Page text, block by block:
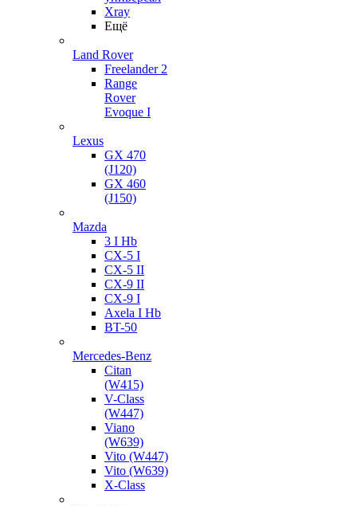
Xray
Ещё
Land Rover
Freelander 2
Range
Rover
Evoque I
Lexus
GX 470
(J120)
GX 460
(J150)
Mazda
3 I Hb
CX-5 I
CX-5 II
CX-9 II
CX-9 I
Axela I Hb
BT-50
Mercedes-Benz
Citan
(W415)
V-Class
(W447)
Viano
(W639)
Vito (W447)
Vito (W639)
X-Class